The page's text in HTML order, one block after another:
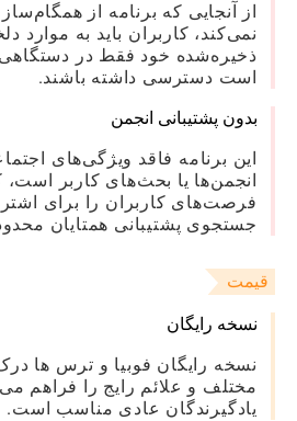
از آنجایی که برنامه از
نمی‌کند، کاربران باید به موارد
ذخیره‌شده خود فقط در
است دسترسی داشته باشند.
بدون پشتیبانی انجمن
این برنامه فاقد ویژگی‌های
انجمن‌ها یا بحث‌های کاربر
فرصت‌های کاربران را برای
جستجوی پشتیبانی همتایان
قیمت
نسخه رایگان
نسخه رایگان فوبیا و ترس ها
مختلف و علائم رایج را فراهم
یادگیرندگان عادی مناسب است.